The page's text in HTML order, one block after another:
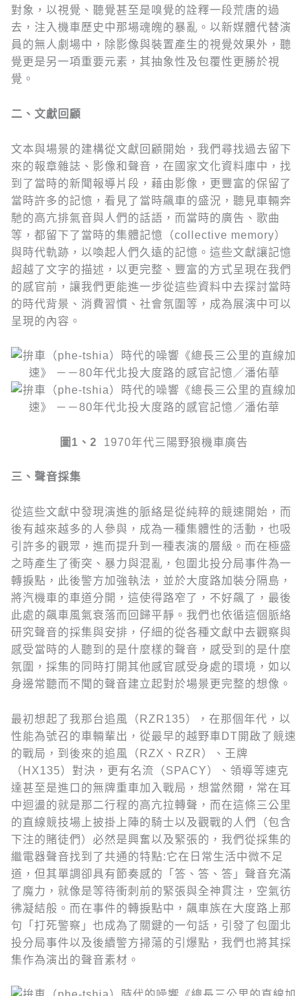
對象，以視覺、聽覺甚至是嗅覺的詮釋一段荒唐的過
去，注入機車歷史中那場魂魄的暴亂。以新媒體代替演
員的無人劇場中，除影像與裝置產生的視覺效果外，聽
覺更是另一項重要元素，其抽象性及包覆性更勝於視
覺。
二、文獻回顧
文本與場景的建構從文獻回顧開始，我們尋找過去留下
來的報章雜誌、影像和聲音，在國家文化資料庫中，找
到了當時的新聞報導片段，藉由影像，更豐富的保留了
當時許多的記憶，看見了當時飆車的盛況，聽見車輛奔
馳的高亢排氣音與人們的話語，而當時的廣告、歌曲
等，都留下了當時的集體記憶（collective memory）
與時代軌跡，以喚起人們久遠的記憶。這些文獻讓記憶
超越了文字的描述，以更完整、豐富的方式呈現在我們
的感官前，讓我們更能進一步從這些資料中去探討當時
的時代背景、消費習慣、社會氛圍等，成為展演中可以
呈現的內容。
圖1 、 2 1970年代三陽野狼機車廣告
三、聲音採集
從這些文獻中發現演進的脈絡是從純粹的競速開始，而
後有越來越多的人參與，成為一種集體性的活動，也吸
引許多的觀眾，進而提升到一種表演的層級。而在極盛
之時產生了衝突、暴力與混亂，包圍北投分局事件為一
轉捩點，此後警方加強執法，並於大度路加裝分隔島，
將汽機車的車道分開，這使得路窄了，不好飆了，最後
此處的飆車風氣衰落而回歸平靜。我們也依循這個脈絡
研究聲音的採集與安排，仔細的從各種文獻中去觀察與
感受當時的人聽到的是什麼樣的聲音，感受到的是什麼
氛圍，採集的同時打開其他感官感受身處的環境，如以
身邊常聽而不聞的聲音建立起對於場景更完整的想像。
最初想起了我那台追風（RZR135），在那個年代，以
性能為號召的車輛輩出，從最早的越野車DT開啟了競速
的戰局，到後來的追風（RZX、RZR）、王牌
（HX135）對決，更有名流（SPACY）、領導等速克
達甚至是進口的無牌重車加入戰局，想當然爾，常在耳
中迴盪的就是那二行程的高亢拉轉聲，而在這條三公里
的直線競技場上披掛上陣的騎士以及觀戰的人們（包含
下注的賭徒們）必然是興奮以及緊張的，我們從採集的
繼電器聲音找到了共通的特點:它在日常生活中微不足
道，但其單調卻具有節奏感的「答、答、答」聲音充滿
了魔力，就像是等待衝刺前的緊張與全神貫注，空氣彷
彿凝結般。而在事件的轉捩點中，飆車族在大度路上那
句「打死警察」也成為了關鍵的一句話，引發了包圍北
投分局事件以及後續警方掃蕩的引爆點，我們也將其採
集作為演出的聲音素材。